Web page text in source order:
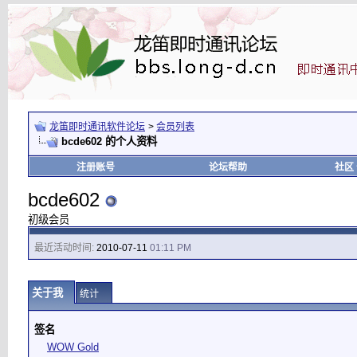
龙笛即时通讯软件论坛 > 会员列表
bcde602 的个人资料
注册账号 论坛帮助 社区
bcde602
初级会员
最近活动时间: 2010-07-11 01:11 PM
关于我 统计
签名
WOW Gold